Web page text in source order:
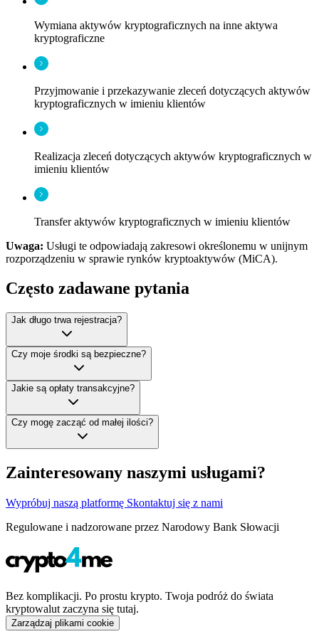
Wymiana aktywów kryptograficznych na inne aktywa
kryptograficzne
Przyjmowanie i przekazywanie zleceń dotyczących aktywów
kryptograficznych w imieniu klientów
Realizacja zleceń dotyczących aktywów kryptograficznych w
imieniu klientów
Transfer aktywów kryptograficznych w imieniu klientów
Uwaga: Usługi te odpowiadają zakresowi określonemu w unijnym
rozporządzeniu w sprawie rynków kryptoaktywów (MiCA).
Często zadawane pytania
Jak długo trwa rejestracja?
Czy moje środki są bezpieczne?
Jakie są opłaty transakcyjne?
Czy mogę zacząć od małej ilości?
Zainteresowany naszymi usługami?
Wypróbuj naszą platformę Skontaktuj się z nami
Regulowane i nadzorowane przez Narodowy Bank Słowacji
Bez komplikacji. Po prostu krypto. Twoja podróż do świata
kryptowalut zaczyna się tutaj.
Zarządzaj plikami cookie